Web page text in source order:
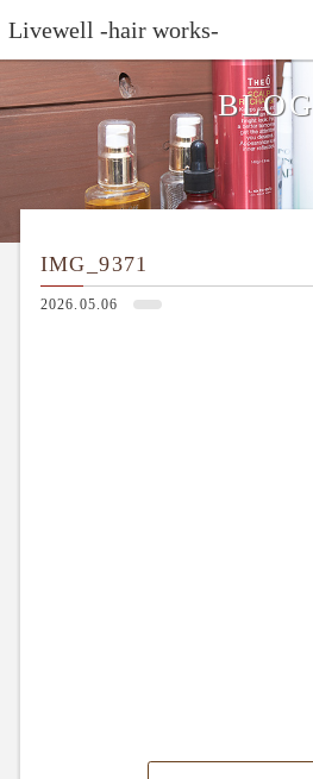
Livewell -hair works-
BLOG
IMG_9371
2026.05.06